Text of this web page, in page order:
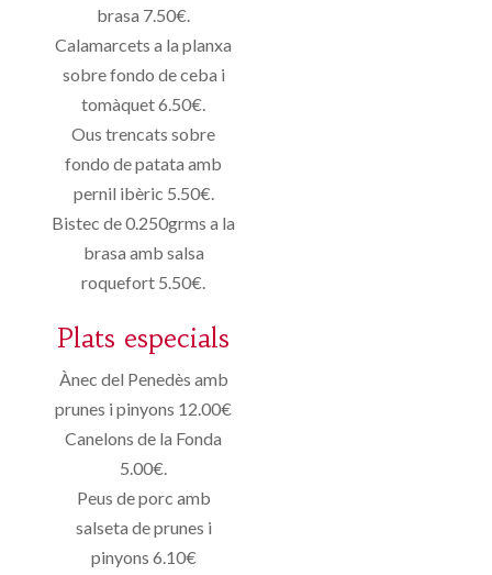
brasa 7.50€.
Calamarcets a la planxa
sobre fondo de ceba i
tomàquet 6.50€.
Ous trencats sobre
fondo de patata amb
pernil ibèric 5.50€.
Bistec de 0.250grms a la
brasa amb salsa
roquefort 5.50€.
Plats especials
Ànec del Penedès amb
prunes i pinyons 12.00€
Canelons de la Fonda
5.00€.
Peus de porc amb
salseta de prunes i
pinyons 6.10€